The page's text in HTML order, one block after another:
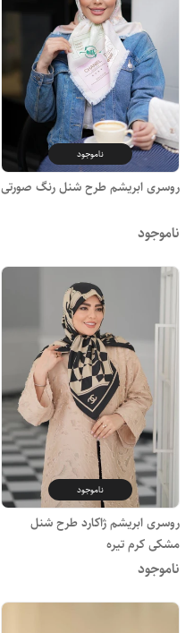
ناموجود
روسری ابریشم طرح شنل رنگ صورتی
ناموجود
ناموجود
روسری ابریشم ژاکارد طرح شنل
مشکی کرم تیره
ناموجود